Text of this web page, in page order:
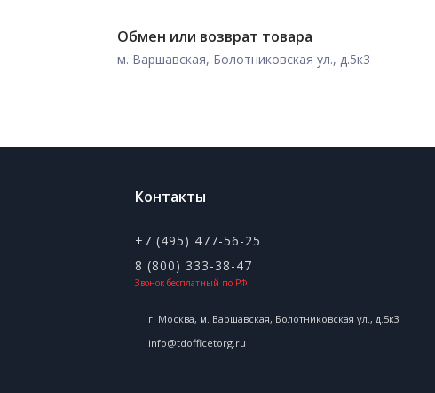
Обмен или возврат товара
м. Варшавская, Болотниковская ул., д.5к3
Контакты
+7 (495) 477-56-25
8 (800) 333-38-47
Звонок бесплатный по РФ
г. Москва, м. Варшавская, Болотниковская ул., д.5к3
info@tdofficetorg.ru